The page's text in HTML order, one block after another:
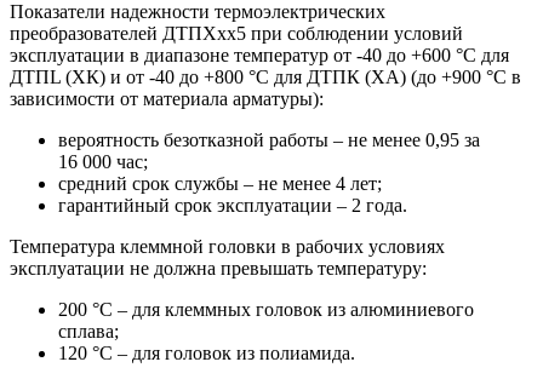
Показатели надежности термоэлектрических
преобразователей ДТПХхх5 при соблюдении условий
эксплуатации в диапазоне температур от -40 до +600 °С для
ДТПL (ХК) и от -40 до +800 °С для ДТПК (ХА) (до +900 °С в
зависимости от материала арматуры):
вероятность безотказной работы – не менее 0,95 за
16 000 час;
средний срок службы – не менее 4 лет;
гарантийный срок эксплуатации – 2 года.
Температура клеммной головки в рабочих условиях
эксплуатации не должна превышать температуру:
200 °С – для клеммных головок из алюминиевого
сплава;
120 °С – для головок из полиамида.